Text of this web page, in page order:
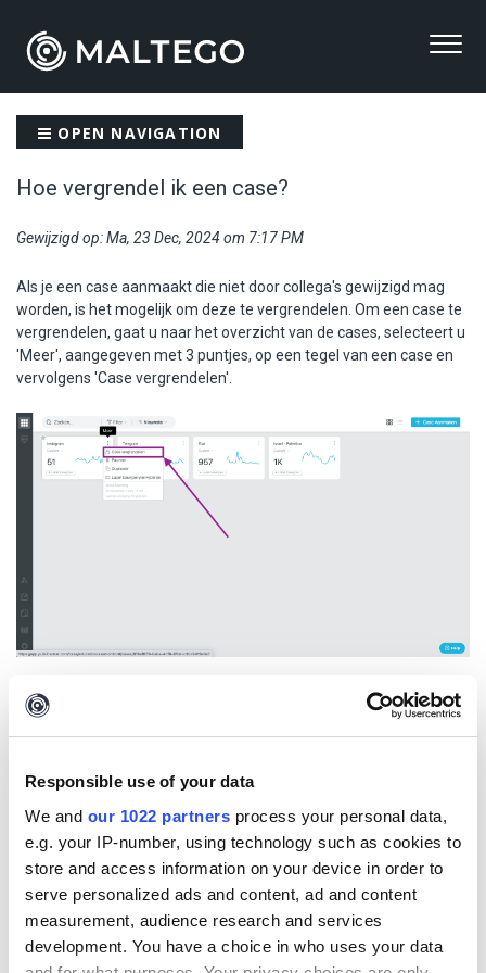
Responsible use of your data
We and our 1022 partners process your personal data,
e.g. your IP-number, using technology such as cookies to
store and access information on your device in order to
serve personalized ads and content, ad and content
measurement, audience research and services
development. You have a choice in who uses your data
OPEN NAVIGATION
Hoe vergrendel ik een case?
Gewijzigd op: Ma, 23 Dec, 2024 om 7:17 PM
Als je een case aanmaakt die niet door collega's gewijzigd mag
worden, is het mogelijk om deze te vergrendelen. Om een case te
vergrendelen, gaat u naar het overzicht van de cases, selecteert u
'Meer', aangegeven met 3 puntjes, op een tegel van een case en
vervolgens 'Case vergrendelen'.
Houd er rekening mee dat een vergrendelde case door andere
gebruikers kan worden ontgrendeld. Het vergrendelen van een
case moet worden gezien als een melding die collega's
gewijzigd.
Er verschijnt een melding binnen een vergrendelde case om de
gebruiker te laten weten dat een case vergrendeld is. Het is
mogelijk om de case te ontgrendelen via dezelfde knop als waar je
de case mee hebt vergrendeld.